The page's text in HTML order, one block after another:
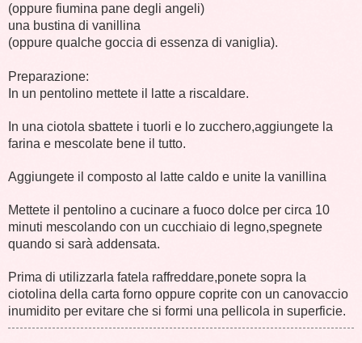
(oppure fiumina pane degli angeli)
una bustina di vanillina
(oppure qualche goccia di essenza di vaniglia).
Preparazione:
In un pentolino mettete il latte a riscaldare.
In una ciotola sbattete i tuorli e lo zucchero,aggiungete la
farina e mescolate bene il tutto.
Aggiungete il composto al latte caldo e unite la vanillina
Mettete il pentolino a cucinare a fuoco dolce per circa 10
minuti mescolando con un cucchiaio di legno,spegnete
quando si sarà addensata.
Prima di utilizzarla fatela raffreddare,ponete sopra la
ciotolina della carta forno oppure coprite con un canovaccio
inumidito per evitare che si formi una pellicola in superficie.